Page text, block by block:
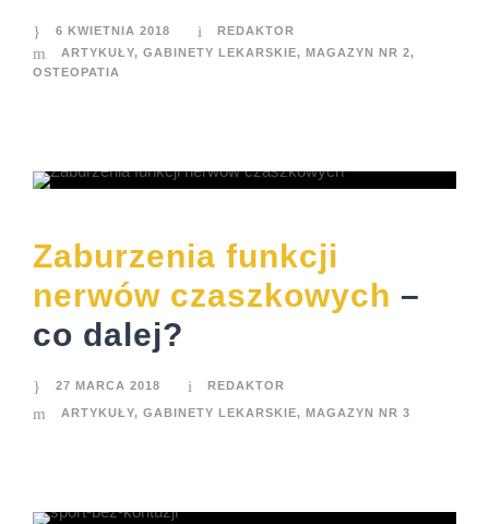
6 KWIETNIA 2018
REDAKTOR
ARTYKUŁY, GABINETY LEKARSKIE, MAGAZYN NR 2,
OSTEOPATIA
Zaburzenia funkcji
nerwów czaszkowych –
co dalej?
27 MARCA 2018 REDAKTOR
ARTYKUŁY, GABINETY LEKARSKIE, MAGAZYN NR 3